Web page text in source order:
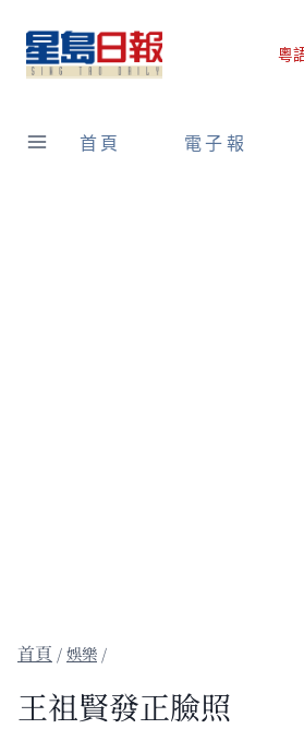
content
粵
首頁 電子報
/娛樂 /
王祖賢發正臉照